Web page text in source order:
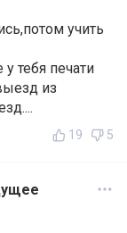
учить
тебя печати
из
19 5